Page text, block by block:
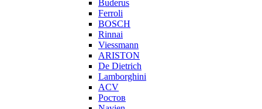
Buderus
Ferroli
BOSCH
Rinnai
Viessmann
ARISTON
De Dietrich
Lamborghini
ACV
Ростов